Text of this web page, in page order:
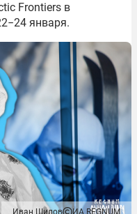
Frontiers в
января.
Иван Шилов ИА REGNUM